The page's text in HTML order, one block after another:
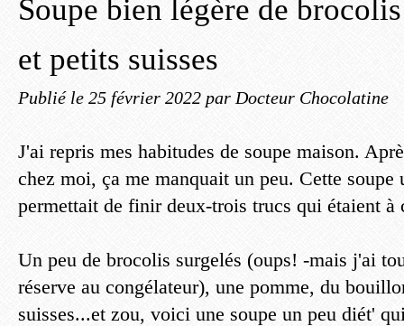
Soupe bien légère de
et petits suisses
Publié le 25 février 2022 par Docteur Chocolatine
J'ai repris mes habitudes de soupe maison.
chez moi, ça me manquait un peu. Cette soupe
permettait de finir deux-trois trucs qui étaient à
Un peu de brocolis surgelés (oups! -mais j'ai
réserve au congélateur), une pomme, du
suisses...et zou, voici une soupe un peu diét'